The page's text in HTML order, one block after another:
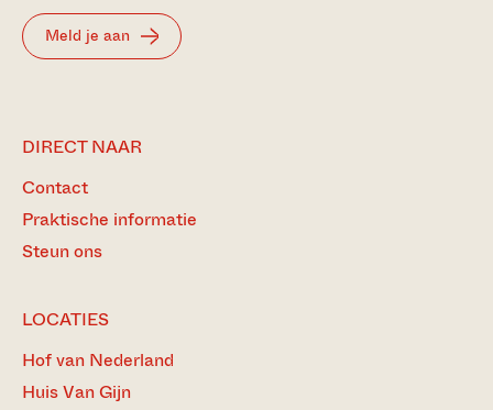
Meld je aan
DIRECT NAAR
Contact
Praktische informatie
Steun ons
LOCATIES
Hof van Nederland
Huis Van Gijn